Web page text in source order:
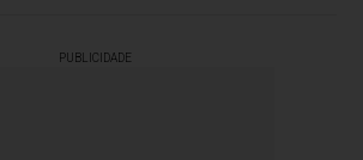
PUBLICIDADE